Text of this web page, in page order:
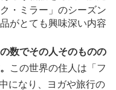
・ミラー」のシーズン
がとても興味深い内容
の数でその人そのものの
この世界の住人は「フ
になり、ヨガや旅行の